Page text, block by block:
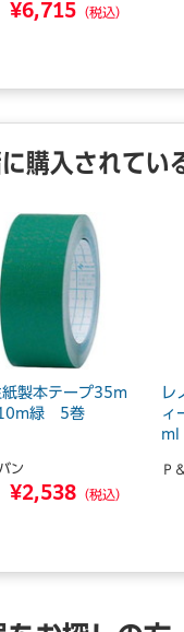
¥6,715 （税込）
購入されてい
紙製本テープ35m
緑 5巻
ン
¥2,538 （税込）
レ
ィ
ml
Ｐ